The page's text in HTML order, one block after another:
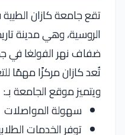
تقع جامعة كازان
الروسية، وهي مدينة
ضفاف نهر الفولغا في
تُعد كازان مركزًا مهمًا
ويتميز موقع الجامعة بـ:
سهولة المواصلات
توفر الخدمات